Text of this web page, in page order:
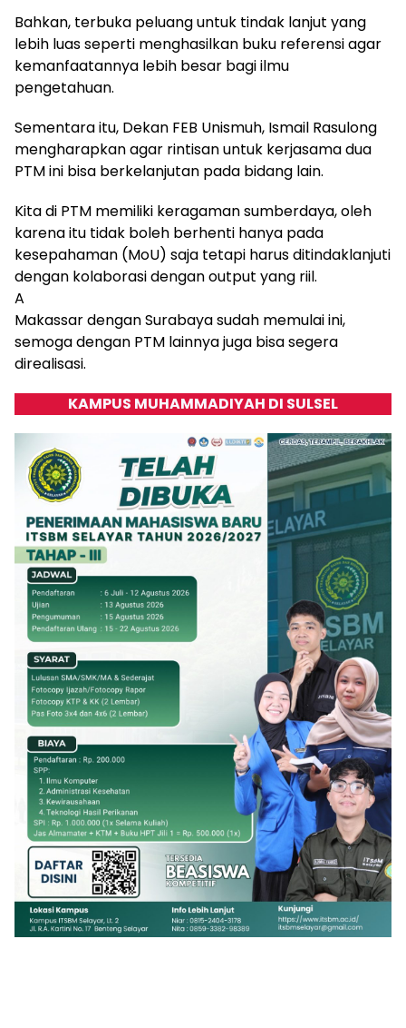
Bahkan, terbuka peluang untuk tindak lanjut yang
lebih luas seperti menghasilkan buku referensi agar
kemanfaatannya lebih besar bagi ilmu
pengetahuan.
Sementara itu, Dekan FEB Unismuh, Ismail Rasulong
mengharapkan agar rintisan untuk kerjasama dua
PTM ini bisa berkelanjutan pada bidang lain.
Kita di PTM memiliki keragaman sumberdaya, oleh
karena itu tidak boleh berhenti hanya pada
kesepahaman (MoU) saja tetapi harus ditindaklanjuti
dengan kolaborasi dengan output yang riil.
A
Makassar dengan Surabaya sudah memulai ini,
semoga dengan PTM lainnya juga bisa segera
direalisasi.
KAMPUS MUHAMMADIYAH DI SULSEL